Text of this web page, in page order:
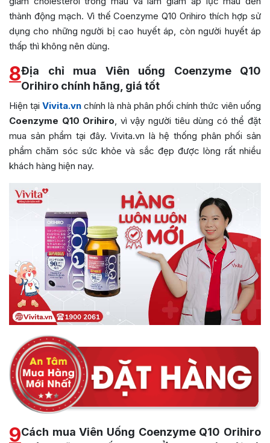
thành động mạch. Vì thế Coenzyme Q10 Orihiro thích hợp sử
dụng cho những người bị cao huyết áp, còn người huyết áp
thấp thì không nên dùng.
8Địa chỉ mua Viên uống Coenzyme Q10
Orihiro chính hãng, giá tốt
Hiện tại Vivita.vn chính là nhà phân phối chính thức viên uống
Coenzyme Q10 Orihiro, vì vậy người tiêu dùng có thể đặt
mua sản phẩm tại đây. Vivita.vn là hệ thống phân phối sản
phẩm chăm sóc sức khỏe và sắc đẹp được lòng rất nhiều
khách hàng hiện nay.
9Cách mua Viên Uống Coenzyme Q10 Orihiro